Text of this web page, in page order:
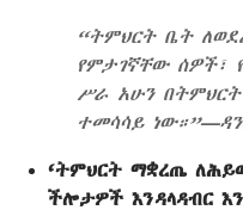
“ትምህርት ቤት
የምታገኛቸው ሰዎች፣
ሥራ አሁን
ተመሳሳይ
‘ትምህርት ማቋረጤ
ችሎታዎች እንዳላዳብር